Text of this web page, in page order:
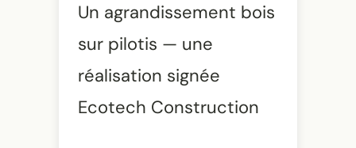
Un agrandissement bois
sur pilotis — une
réalisation signée
Ecotech Construction